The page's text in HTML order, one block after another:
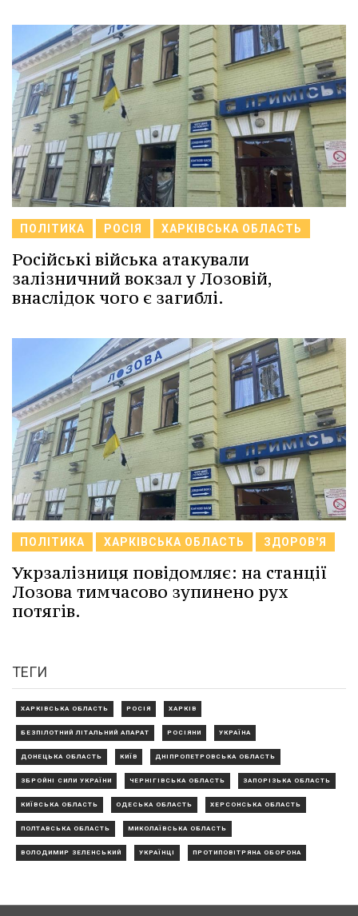
ПОЛІТИКА РОСІЯ ХАРКІВСЬКА ОБЛАСТЬ
Російські війська атакували
залізничний вокзал у Лозовій,
внаслідок чого є загиблі.
ПОЛІТИКА ХАРКІВСЬКА ОБЛАСТЬ ЗДОРОВ'Я
Укрзалізниця повідомляє: на станції
Лозова тимчасово зупинено рух
потягів.
ТЕГИ
ХАРКІВСЬКА ОБЛАСТЬ РОСІЯ ХАРКІВ
БЕЗПІЛОТНИЙ ЛІТАЛЬНИЙ АПАРАТ РОСІЯНИ УКРАЇНА
ДОНЕЦЬКА ОБЛАСТЬ КИЇВ ДНІПРОПЕТРОВСЬКА ОБЛАСТЬ
ЗБРОЙНІ СИЛИ УКРАЇНИ ЧЕРНІГІВСЬКА ОБЛАСТЬ ЗАПОРІЗЬКА ОБЛАСТЬ
КИЇВСЬКА ОБЛАСТЬ ОДЕСЬКА ОБЛАСТЬ ХЕРСОНСЬКА ОБЛАСТЬ
ПОЛТАВСЬКА ОБЛАСТЬ МИКОЛАЇВСЬКА ОБЛАСТЬ
ВОЛОДИМИР ЗЕЛЕНСЬКИЙ УКРАЇНЦІ ПРОТИПОВІТРЯНА ОБОРОНА